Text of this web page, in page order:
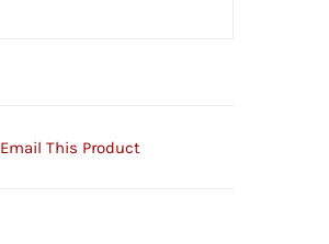
Email This Product